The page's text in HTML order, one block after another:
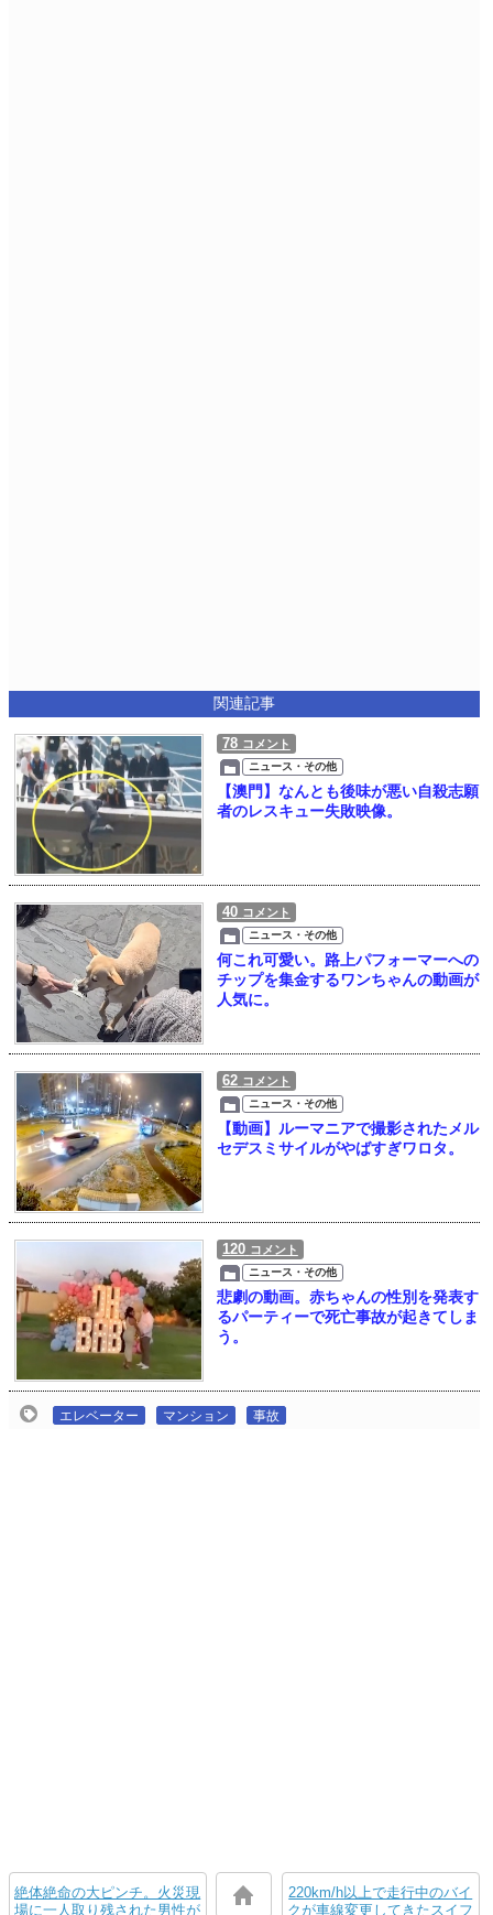
関連記事
78 コメント
ニュース・その他
【澳門】なんとも後味が悪い自殺志願
者のレスキュー失敗映像。
40 コメント
ニュース・その他
何これ可愛い。路上パフォーマーへの
チップを集金するワンちゃんの動画が
人気に。
62 コメント
ニュース・その他
【動画】ルーマニアで撮影されたメル
セデスミサイルがやばすぎワロタ。
120 コメント
ニュース・その他
悲劇の動画。赤ちゃんの性別を発表す
るパーティーで死亡事故が起きてしま
う。
エレベーター マンション 事故
絶体絶命の大ピンチ。火災現
場に一人取り残された男性が
220km/h以上で走行中のバイ
クが車線変更してきたスイフ